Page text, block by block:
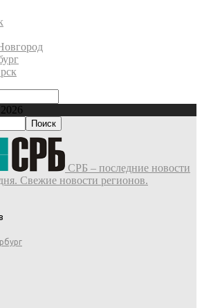
СРБ – последние новости
Свежие новости регионов.